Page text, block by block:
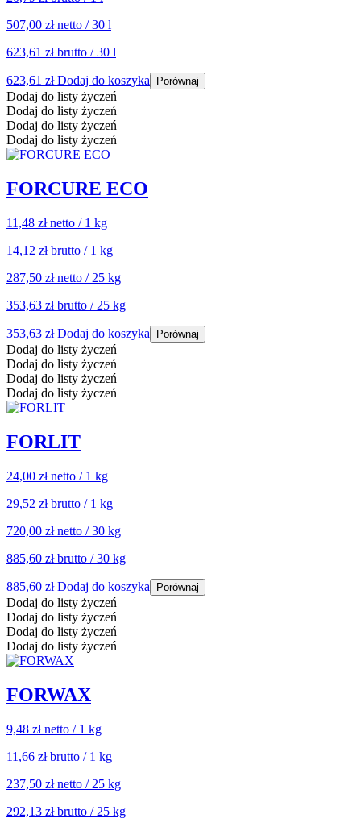
507,00 złnetto / 30 l
623,61 złbrutto / 30 l
623,61 zł Dodaj do koszyka Porównaj
Dodaj do listy życzeń
Dodaj do listy życzeń
Dodaj do listy życzeń
Dodaj do listy życzeń
FORCURE ECO
11,48 złnetto / 1 kg
14,12 złbrutto / 1 kg
287,50 złnetto / 25 kg
353,63 złbrutto / 25 kg
353,63 zł Dodaj do koszyka Porównaj
Dodaj do listy życzeń
Dodaj do listy życzeń
Dodaj do listy życzeń
Dodaj do listy życzeń
FORLIT
24,00 złnetto / 1 kg
29,52 złbrutto / 1 kg
720,00 złnetto / 30 kg
885,60 złbrutto / 30 kg
885,60 zł Dodaj do koszyka Porównaj
Dodaj do listy życzeń
Dodaj do listy życzeń
Dodaj do listy życzeń
Dodaj do listy życzeń
FORWAX
9,48 złnetto / 1 kg
11,66 złbrutto / 1 kg
237,50 złnetto / 25 kg
292,13 złbrutto / 25 kg